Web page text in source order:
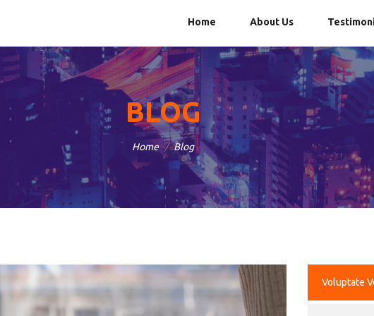
Home About Us
BLOG
Home Blog
Voluptate